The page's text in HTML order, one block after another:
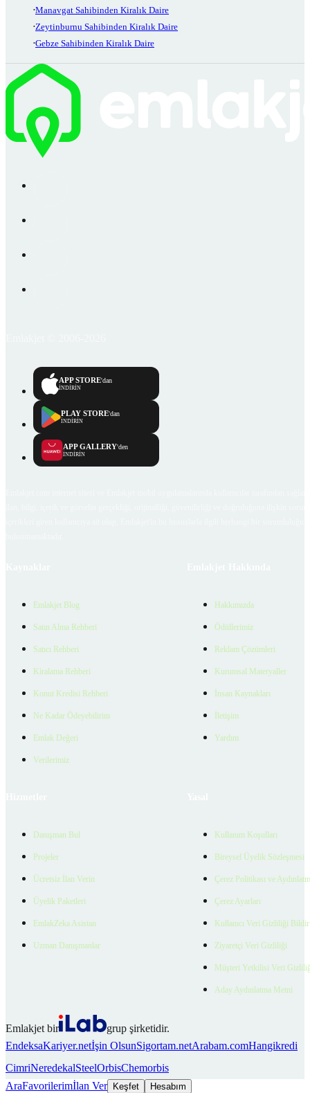
Manavgat Sahibinden Kiralık Daire
Zeytinburnu Sahibinden Kiralık Daire
Gebze Sahibinden Kiralık Daire
APP STORE'dan
İNDİRİN
PLAY STORE'dan
İNDİRİN
APP GALLERY'den
İNDİRİN
Emlakjet Blog
Satın Alma Rehberi
Satıcı Rehberi
Kiralama Rehberi
Konut Kredisi Rehberi
Ne Kadar Ödeyebilirim
Emlak Değeri
Verilerimiz
Hakkımızda
Ödüllerimiz
Reklam Çözümleri
Kurumsal Materyaller
İnsan Kaynakları
İletişim
Yardım
Danışman Bul
Projeler
Ücretsiz İlan Verin
Üyelik Paketleri
EmlakZeka Asistan
Uzman Danışmanlar
Kullanım Koşulları
Bireysel Üyelik Sözleşmesi
Çerez Politikası ve
Çerez Ayarları
Kullanıcı Veri Gizliliği
Ziyaretçi Veri Gizliliği
Müşteri Yetkilisi Veri
Aday Aydınlatma Metni
Emlakjet bir
grup şirketidir.
EndeksaKariyer.netİşin OlsunSigortam.netArabam.comHangikredi
CimriNeredekalSteelOrbisChemorbis
AraFavorilerimİlan Ver Keşfet Hesabım